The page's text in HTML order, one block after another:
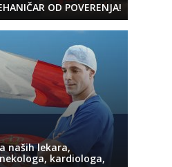
OD POVERENJA!
naših lekara,
kardiologa,